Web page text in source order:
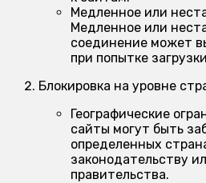
Медленное или
Медленное или
соединение может
при попытке
Блокировка на уровне
Географические
сайты могут быть
определенных
законодательству
правительства.